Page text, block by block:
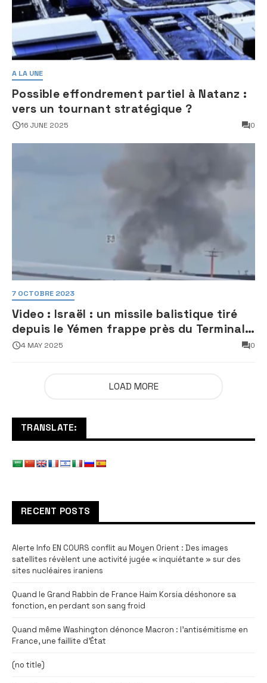
A LA UNE
Possible effondrement partiel à Natanz :
vers un tournant stratégique ?
16 JUNE 2025 0
7 OCTOBRE 2023
Video : Israël : un missile balistique tiré
depuis le Yémen frappe près du Terminal
3 de l’aéroport Ben Gourion
4 MAY 2025 0
LOAD MORE
TRANSLATE:
RECENT POSTS
Alerte Info EN COURS conflit au Moyen Orient : Des images
satellites révèlent une activité jugée « inquiétante » sur des
sites nucléaires iraniens
Quand le Grand Rabbin de France Haim Korsia déshonore sa
fonction, en perdant son sang froid
Quand même Washington dénonce Macron : l’antisémitisme en
France, une faillite d’État
(no title)